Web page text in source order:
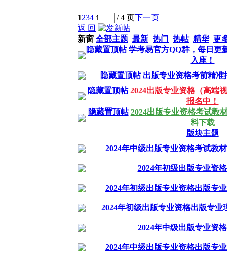
1234 / 4 页下一页
返 回
新窗 全部主题 最新 热门 热帖 精华 更
隐藏置顶帖 学考易官方QQ群，每日更
入座！
隐藏置顶帖 出版专业资格考前精
隐藏置顶帖 2024出版专业资格（高端
报名中！
隐藏置顶帖 2024出版专业资格考试教
料下载
版块主题
2024年中级出版专业资格考试教
2024年初级出版专业资
2024年初级出版专业资格出版专
2024年初级出版专业资格出版专业
2024年中级出版专业资
2024年中级出版专业资格出版专